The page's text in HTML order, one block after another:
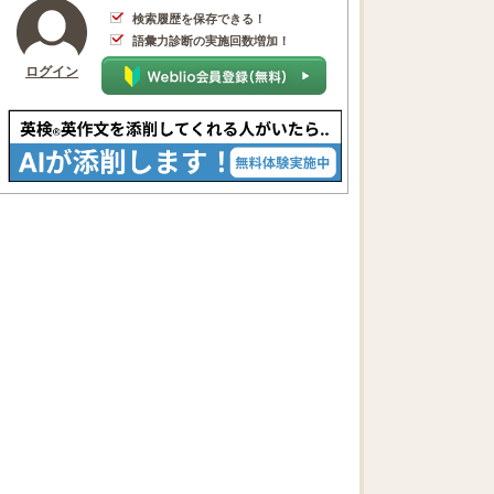
ログイン
検索履歴を保存できる！
語彙力診断の実施回数増加！